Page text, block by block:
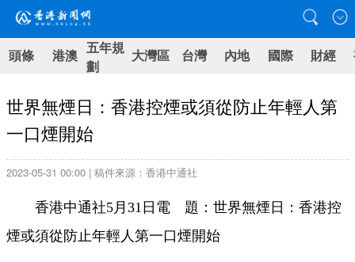
頭條 港澳 五年規
劃
大灣區 台灣 內地 國際 財經
世界無煙日：香港控煙或須從防止年輕人第
一口煙開始
2023-05-31 00:00 | 稿件來源：香港中通社
香港中通社5月31日電 題：世界無煙日：香港控
煙或須從防止年輕人第一口煙開始